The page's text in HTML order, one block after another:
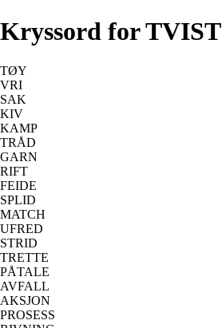
Kryssord for TVIST
TØY
VRI
SAK
KIV
KAMP
TRÅD
GARN
RIFT
FEIDE
SPLID
MATCH
UFRED
STRID
TRETTE
PÅTALE
AVFALL
AKSJON
PROSESS